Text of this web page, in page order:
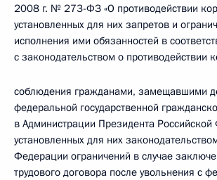
2008 г. № 273-ФЗ «О противодействии
установленных для них запретов и
исполнения ими обязанностей в
с законодательством о противодействии
соблюдения гражданами, замещавшими
федеральной государственной
в Администрации Президента
установленных для них
Федерации ограничений в случае
трудового договора после увольнения с